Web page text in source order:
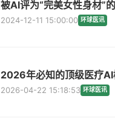
被AI评为“完美女性身材”
2024-12-11 15:00:00 环球医讯
2026年必知的顶级医疗AI
2026-04-22 15:18:53 环球医讯